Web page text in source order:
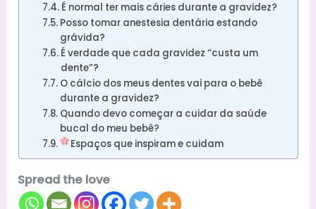
É normal ter mais cáries durante a gravidez?
Posso tomar anestesia dentária estando
grávida?
É verdade que cada gravidez “custa um
dente”?
O cálcio dos meus dentes vai para o bebê
durante a gravidez?
Quando devo começar a cuidar da saúde
bucal do meu bebê?
Espaços que inspiram e cuidam
Spread the love